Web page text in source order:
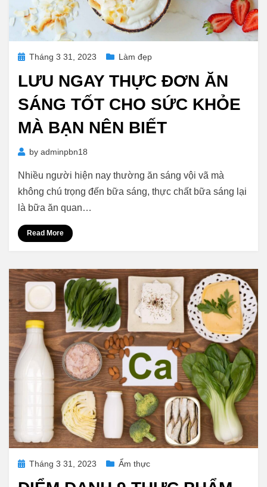
Posted
Tháng 3 31, 2023 Làm đẹp
LƯU NGAY THỰC ĐƠN ĂN
SÁNG TỐT CHO SỨC KHỎE
MÀ BẠN NÊN BIẾT
by adminpbn18
Nhiều người hiện nay thường ăn sáng vội vã mà
không chú trọng đến bữa sáng, thực chất bữa sáng lại
là bữa ăn quan…
Read More
Posted
Tháng 3 31, 2023 Ẩm thực